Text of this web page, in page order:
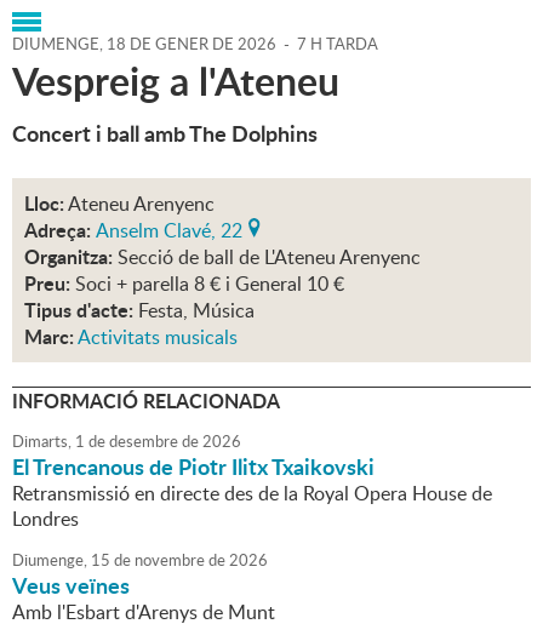
DIUMENGE, 18 DE GENER DE 2026 - 7 H TARDA
Vespreig a l'Ateneu
Concert i ball amb The Dolphins
Lloc:Ateneu Arenyenc
Adreça: Anselm Clavé, 22
Organitza: Secció de ball de L'Ateneu Arenyenc
Preu: Soci + parella 8 € i General 10 €
Tipus d'acte: Festa, Música
Marc:Activitats musicals
INFORMACIÓ RELACIONADA
Dimarts, 1 dedesembrede2026
El Trencanous de Piotr Ilitx Txaikovski
Retransmissió en directe des de la Royal Opera House de
Londres
Diumenge, 15 de novembrede2026
Veus veïnes
Amb l'Esbart d'Arenys de Munt